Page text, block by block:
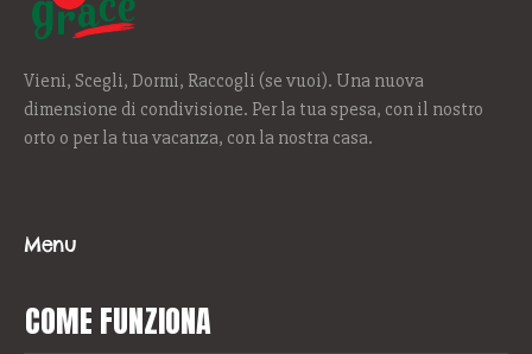
Vieni, Scegli, Dormi, Raccogli (se vuoi). Una nuova
dimensione di condivisione. Per la tua spesa, con il nostro
orto o per la tua vacanza, con la nostra casa.
Menu
COME FUNZIONA